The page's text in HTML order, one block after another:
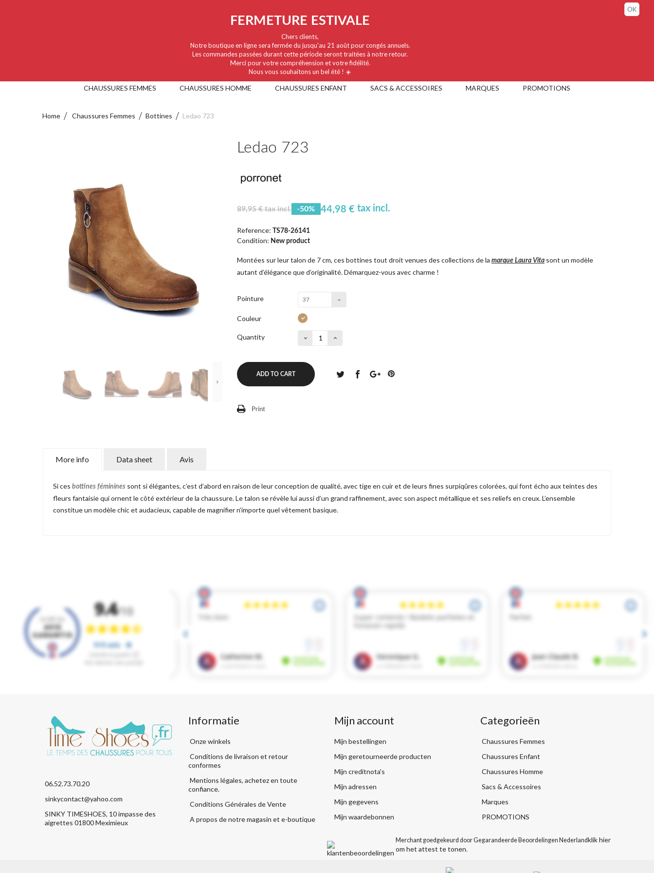
CHAUSSURES FEMMES CHAUSSURES HOMME CHAUSSURES ENFANT SACS & ACCESSOIRES MARQUES PROMOTIONS
FERMETURE ESTIVALE
Chers clients,
Notre boutique en ligne sera fermée du jusqu'au 21 août pour congés annuels.
Les commandes passées durant cette période seront traitées à notre retour.
Merci pour votre compréhension et votre fidélité.
Nous vous souhaitons un bel été ! ☀️
OK
Home Chaussures Femmes Bottines Ledao 723
Ledao 723
89,95 € tax incl. -50% 44,98 € tax incl.
Reference: TS78-26141
Condition: New product
Montées sur leur talon de 7 cm, ces bottines tout droit venues des collections de la marque Laura Vitasont un modèle
autant d’élégance que d’originalité. Démarquez-vous avec charme !
Pointure 37
Couleur
Quantity
ADD TO CART
Print
More info Data sheet Avis
Si ces bottines féminines sont si élégantes, c’est d’abord en raison de leur conception de qualité, avec tige en cuir et de leurs fines surpiqûres colorées, qui font écho aux teintes des
fleurs fantaisie qui ornent le côté extérieur de la chaussure. Le talon se révèle lui aussi d’un grand raffinement, avec son aspect métallique et ses reliefs en creux. L’ensemble
constitue un modèle chic et audacieux, capable de magnifier n’importe quel vêtement basique.
06.52.73.70.20
sinkycontact@yahoo.com
SINKY TIMESHOES, 10 impasse des
aigrettes 01800 Meximieux
Informatie
Onze winkels
Conditions de livraison et retour
conformes
Mentions légales, achetez en toute
confiance.
Conditions Générales de Vente
A propos de notre magasin et e-boutique
Mijn account
Mijn bestellingen
Mijn geretourneerde producten
Mijn creditnota's
Mijn adressen
Mijn gegevens
Mijn waardebonnen
Categorieën
Chaussures Femmes
Chaussures Enfant
Chaussures Homme
Sacs & Accessoires
Marques
PROMOTIONS
Merchant goedgekeurd door Gegarandeerde Beoordelingen Nederlandklik hier
om het attest te tonen.